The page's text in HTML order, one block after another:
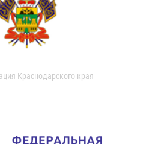
Краснодарского края